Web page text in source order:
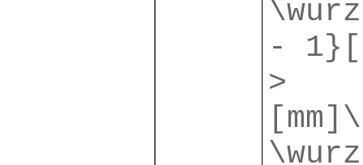
-
>